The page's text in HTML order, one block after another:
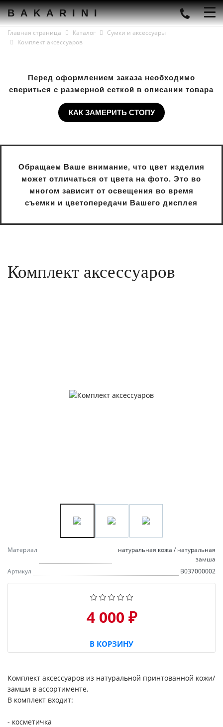
BAKARINI
Главная страница Каталог
Сумки и аксессуары
Комплект аксессуаров
Перед оформлением заказа необходимо
свериться с размерной сеткой в описании товара
КАК ЗАМЕРИТЬ СТОПУ
Обращаем Ваше внимание, что цвет изделия
может отличаться от цвета на фото. Это во
многом зависит от освещения во время
съемки и цветопередачи Вашего дисплея
Комплект аксессуаров
Материал
натуральная кожа / натуральная
замша
Артикул
B037000002
4 000 ₽
В КОРЗИНУ
Комплект аксессуаров из натуральной принтованной кожи/
замши в ассортименте.
В комплект входит:
- косметичка